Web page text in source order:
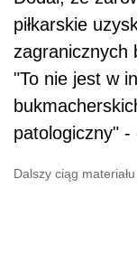
piłkarskie
zagranicznych
"To nie jest w
patologiczny" -
Dalszy ciąg